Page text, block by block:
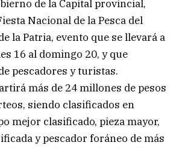
de la Capital provincial,
Nacional de la Pesca del
la Patria, evento que se llevará a
16 al domingo 20, y que
pescadores y turistas.
más de 24 millones de pesos
siendo clasificados en
mejor clasificado, pieza mayor,
y pescador foráneo de más